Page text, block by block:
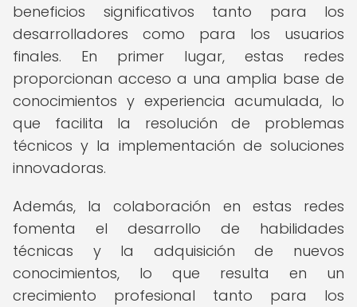
beneficios significativos tanto para los
desarrolladores como para los usuarios
finales. En primer lugar, estas redes
proporcionan acceso a una amplia base de
conocimientos y experiencia acumulada, lo
que facilita la resolución de problemas
técnicos y la implementación de soluciones
innovadoras.
Además, la colaboración en estas redes
fomenta el desarrollo de habilidades
técnicas y la adquisición de nuevos
conocimientos, lo que resulta en un
crecimiento profesional tanto para los